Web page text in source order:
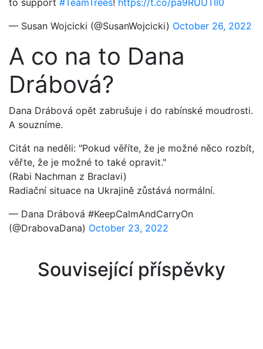
— Susan Wojcicki (@SusanWojcicki) October 26, 2022
A co na to Dana
Drábová?
Dana Drábová opět zabrušuje i do rabínské moudrosti.
A souzníme.
Citát na neděli: "Pokud věříte, že je možné něco rozbít,
věřte, že je možné to také opravit."
(Rabi Nachman z Braclavi)
Radiační situace na Ukrajině zůstává normální.
— Dana Drábová #KeepCalmAndCarryOn
(@DrabovaDana) October 23, 2022
Související příspěvky